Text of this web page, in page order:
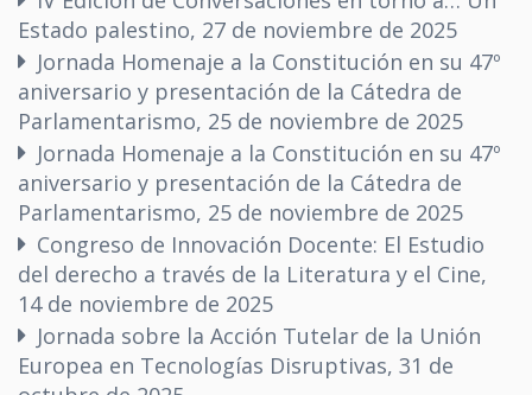
Estado palestino, 27 de noviembre de 2025
Jornada Homenaje a la Constitución en su 47º
aniversario y presentación de la Cátedra de
Parlamentarismo, 25 de noviembre de 2025
Jornada Homenaje a la Constitución en su 47º
aniversario y presentación de la Cátedra de
Parlamentarismo, 25 de noviembre de 2025
Congreso de Innovación Docente: El Estudio
del derecho a través de la Literatura y el Cine,
14 de noviembre de 2025
Jornada sobre la Acción Tutelar de la Unión
Europea en Tecnologías Disruptivas, 31 de